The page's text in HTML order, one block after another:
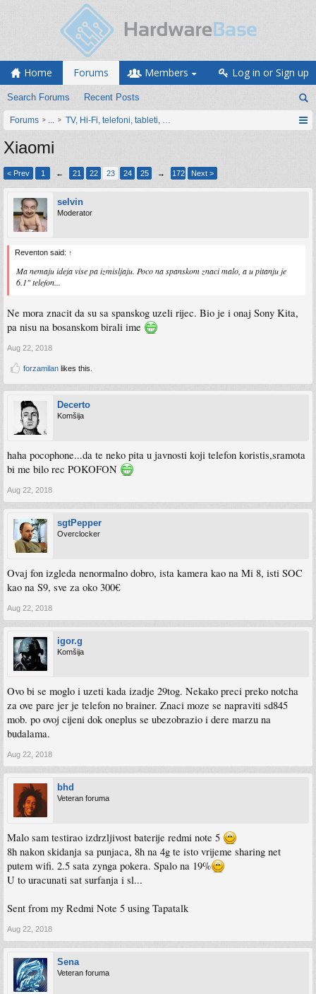
Home Forums
Search Forums Recent Posts
Members Log in or Sign up
Forums ... TV, Hi-Fi, telefoni, tableti, satovi, IoT oprema
Xiaomi
< Prev 1 ← 21 22 23 24 25 → 172 Next >
selvin
Moderator
Reventon said: ↑
Ma nemaju ideja vise pa izmisljaju. Poco na spanskom znaci malo, a u pitanju je
6.1" telefon...
Ne mora znacit da su sa spanskog uzeli rijec. Bio je i onaj Sony Kita,
pa nisu na bosanskom birali ime
Aug 22, 2018
forzamilan likes this.
Decerto
Komšija
haha pocophone...da te neko pita u javnosti koji telefon koristis,sramota
bi me bilo rec POKOFON
Aug 22, 2018
sgtPepper
Overclocker
Ovaj fon izgleda nenormalno dobro, ista kamera kao na Mi 8, isti SOC
kao na S9, sve za oko 300€
Aug 22, 2018
igor.g
Komšija
Ovo bi se moglo i uzeti kada izadje 29tog. Nekako preci preko notcha
za ove pare jer je telefon no brainer. Znaci moze se napraviti sd845
mob. po ovoj cijeni dok oneplus se ubezobrazio i dere marzu na
budalama.
Aug 22, 2018
bhd
Veteran foruma
Malo sam testirao izdrzljivost baterije redmi note 5
8h nakon skidanja sa punjaca, 8h na 4g te isto vrijeme sharing net
putem wifi. 2.5 sata zynga pokera. Spalo na 19%
U to uracunati sat surfanja i sl...
Sent from my Redmi Note 5 using Tapatalk
Aug 22, 2018
Sena
Veteran foruma